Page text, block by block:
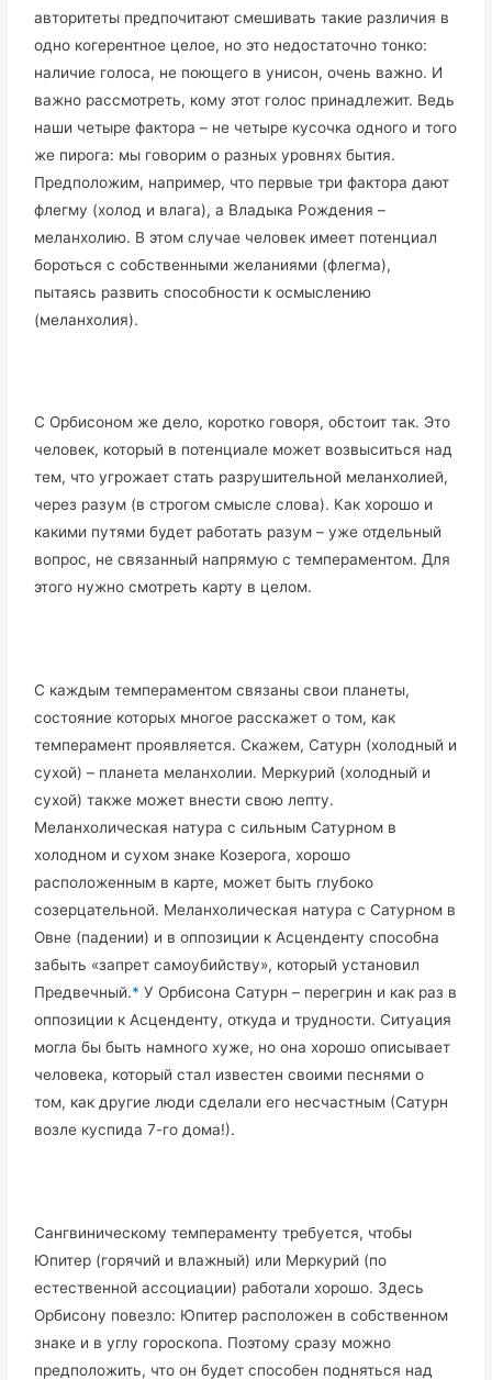
авторитеты предпочитают смешивать такие различия в
одно когерентное целое, но это недостаточно тонко:
наличие голоса, не поющего в унисон, очень важно. И
важно рассмотреть, кому этот голос принадлежит. Ведь
наши четыре фактора – не четыре кусочка одного и того
же пирога: мы говорим о разных уровнях бытия.
Предположим, например, что первые три фактора дают
флегму (холод и влага), а Владыка Рождения –
меланхолию. В этом случае человек имеет потенциал
бороться с собственными желаниями (флегма),
пытаясь развить способности к осмыслению
(меланхолия).
С Орбисоном же дело, коротко говоря, обстоит так. Это
человек, который в потенциале может возвыситься над
тем, что угрожает стать разрушительной меланхолией,
через разум (в строгом смысле слова). Как хорошо и
какими путями будет работать разум – уже отдельный
вопрос, не связанный напрямую с темпераментом. Для
этого нужно смотреть карту в целом.
С каждым темпераментом связаны свои планеты,
состояние которых многое расскажет о том, как
темперамент проявляется. Скажем, Сатурн (холодный и
сухой) – планета меланхолии. Меркурий (холодный и
сухой) также может внести свою лепту.
Меланхолическая натура с сильным Сатурном в
холодном и сухом знаке Козерога, хорошо
расположенным в карте, может быть глубоко
созерцательной. Меланхолическая натура с Сатурном в
Овне (падении) и в оппозиции к Асценденту способна
забыть «запрет самоубийству», который установил
Предвечный.* У Орбисона Сатурн – перегрин и как раз в
оппозиции к Асценденту, откуда и трудности. Ситуация
могла бы быть намного хуже, но она хорошо описывает
человека, который стал известен своими песнями о
том, как другие люди сделали его несчастным (Сатурн
возле куспида 7-го дома!).
Сангвиническому темпераменту требуется, чтобы
Юпитер (горячий и влажный) или Меркурий (по
естественной ассоциации) работали хорошо. Здесь
Орбисону повезло: Юпитер расположен в собственном
знаке и в углу гороскопа. Поэтому сразу можно
предположить, что он будет способен подняться над